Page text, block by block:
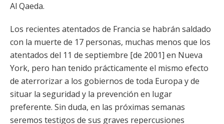
Al Qaeda.
Los recientes atentados de Francia se habrán saldado
con la muerte de 17 personas, muchas menos que los
atentados del 11 de septiembre [de 2001] en Nueva
York, pero han tenido prácticamente el mismo efecto
de aterrorizar a los gobiernos de toda Europa y de
situar la seguridad y la prevención en lugar
preferente. Sin duda, en las próximas semanas
seremos testigos de sus graves repercusiones